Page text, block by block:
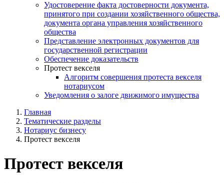
Удостоверение факта достоверности документа,
принятого при создании хозяйственного общества,
документа органа управления хозяйственного
общества
Представление электронных документов для
государственной регистрации
Обеспечение доказательств
Протест векселя
Алгоритм совершения протеста векселя
нотариусом
Уведомления о залоге движимого имущества
Главная
Тематические разделы
Нотариус бизнесу
Протест векселя
Протест векселя